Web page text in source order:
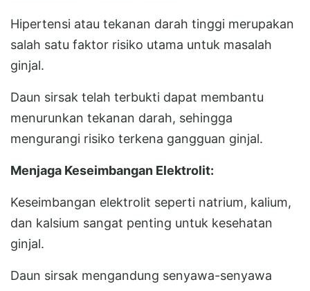
Hipertensi atau tekanan darah tinggi merupakan
salah satu faktor risiko utama untuk masalah
ginjal.
Daun sirsak telah terbukti dapat membantu
menurunkan tekanan darah, sehingga
mengurangi risiko terkena gangguan ginjal.
Menjaga Keseimbangan Elektrolit:
Keseimbangan elektrolit seperti natrium, kalium,
dan kalsium sangat penting untuk kesehatan
ginjal.
Daun sirsak mengandung senyawa-senyawa